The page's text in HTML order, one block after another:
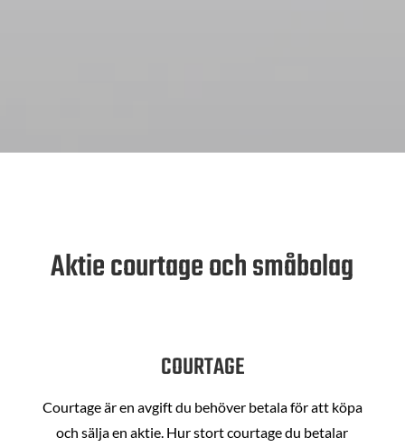
Aktie courtage och småbolag
COURTAGE
Courtage är en avgift du behöver betala för att köpa
och sälja en aktie. Hur stort courtage du betalar